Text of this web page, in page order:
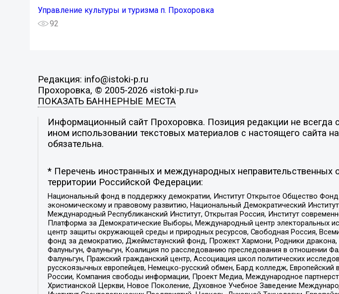
Управление культуры и туризма п. Прохоровка
92
Редакция: info@istoki-p.ru
Прохоровка, © 2005-2026 «istoki-p.ru»
ПОКАЗАТЬ БАННЕРНЫЕ МЕСТА
Информационный сайт Прохоровка. Позиция редакции не всегда
ином использовании текстовых материалов с настоящего сайта
обязательна.
* Перечень иностранных и международных неправительственных
территории Российской Федерации:
Национальный фонд в поддержку демократии, Институт Открытое Общество
экономическому и правовому развитию, Национальный Демократический
Международный Республиканский Институт, Открытая Россия, Институт
Платформа за Демократические Выборы, Международный центр электоральных
центр защиты окружающей среды и природных ресурсов, Свободная Россия,
фонд за демократию, Джеймстаунский фонд, Прожект Хармони, Родники дракона,
Фалуньгун, Фалуньгун, Коалиция по расследованию преследования в отношении
Фалуньгун, Пражский гражданский центр, Ассоциация школ политических
русскоязычных европейцев, Немецко-русский обмен, Бард колледж,
России, Компания свободы информации, Проект Медиа, Международное
Христианской Церкви, Новое Поколение, Духовное Учебное Заведение